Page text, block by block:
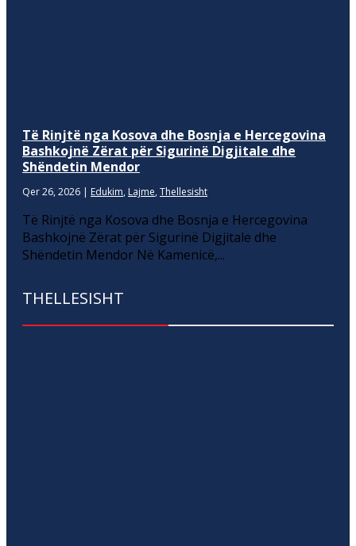
Të Rinjtë nga Kosova dhe Bosnja e Hercegovina
Bashkojnë Zërat për Sigurinë Digjitale dhe
Shëndetin Mendor
Qer 26, 2026 | Edukim, Lajme, Thellesisht
Të Rinjtë nga Kosova dhe Bosnja e Hercegovina
Bashkojnë Zërat për Sigurinë Digjitale dhe
Shëndetin Mendor Në Kamenicë,...
THELLESISHT